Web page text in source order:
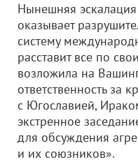
Нынешняя
оказывает
систему
расставит все по
возложила на
ответственность за
с Югославией,
экстренное
для обсуждения
и их союзников».